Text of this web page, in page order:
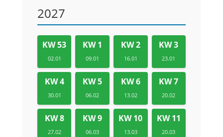
2027
KW 53
02.01
KW 1
09.01
KW 2
16.01
KW 3
23.01
KW 4
30.01
KW 5
06.02
KW 6
13.02
KW 7
20.02
KW 8
27.02
KW 9
06.03
KW 10
13.03
KW 11
20.03